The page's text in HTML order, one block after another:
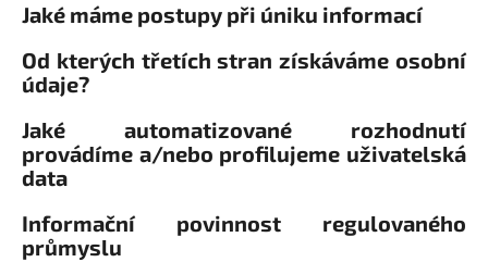
Jaké máme postupy při úniku informací
Od kterých třetích stran získáváme osobní
údaje?
Jaké automatizované rozhodnutí
provádíme a/nebo profilujeme uživatelská
data
Informační povinnost regulovaného
průmyslu